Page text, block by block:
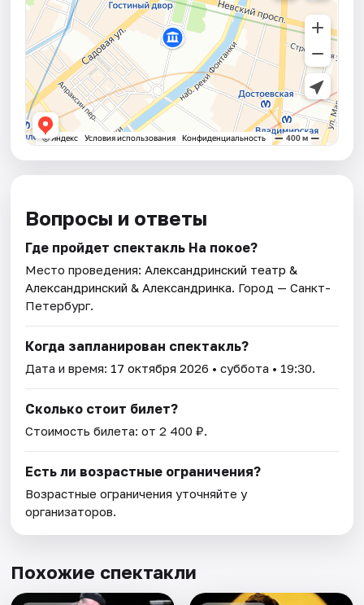
Вопросы и ответы
Где пройдет спектакль На покое?
Место проведения:Александринский театр &
Александринский & Александринка. Город — Санкт-
Петербург.
Когда запланирован спектакль?
Дата и время: 17 октября 2026 • суббота • 19:30.
Сколько стоит билет?
Стоимость билета: от 2 400 ₽.
Есть ли возрастные ограничения?
Возрастные ограничения уточняйте у
организаторов.
Похожие спектакли